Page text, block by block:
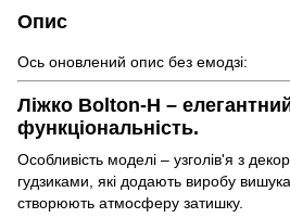
Опис
Ось оновлений опис без емодзі:
Ліжко Bolton-H –
функціональність.
Особливість моделі – узголів'я з
гудзиками, які додають виробу
створюють атмосферу затишку.